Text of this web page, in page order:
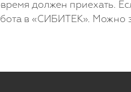
должен приехать.
в «СИБИТЕК». Можно